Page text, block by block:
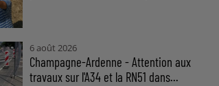
6 août 2026
Champagne-Ardenne - Attention aux
travaux sur l'A34 et la RN51 dans...